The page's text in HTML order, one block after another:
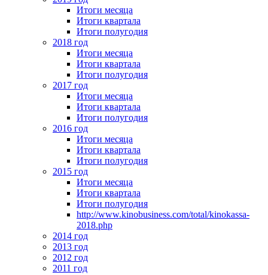
Итоги месяца
Итоги квартала
Итоги полугодия
2018 год
Итоги месяца
Итоги квартала
Итоги полугодия
2017 год
Итоги месяца
Итоги квартала
Итоги полугодия
2016 год
Итоги месяца
Итоги квартала
Итоги полугодия
2015 год
Итоги месяца
Итоги квартала
Итоги полугодия
http://www.kinobusiness.com/total/kinokassa-
2018.php
2014 год
2013 год
2012 год
2011 год